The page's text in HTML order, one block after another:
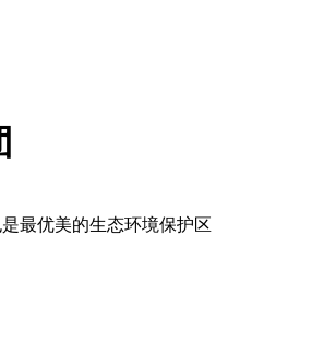
最优美的生态环境保护区